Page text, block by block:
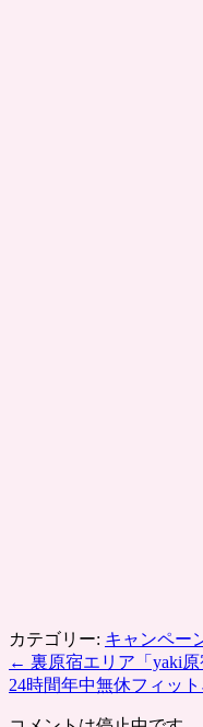
カテゴリー: キャンペー
← 裏原宿エリア「yaki
24時間年中無休フィッ